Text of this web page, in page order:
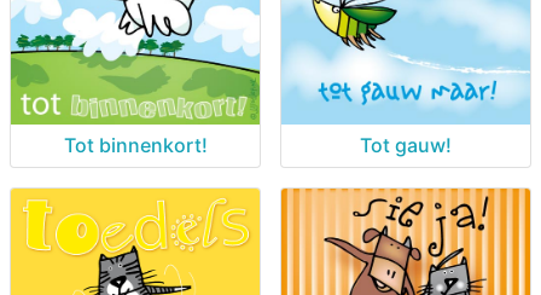
Tot binnenkort! Tot gauw!